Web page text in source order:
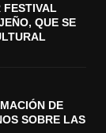
FESTIVAL
QUE SE
DE
SOBRE LAS